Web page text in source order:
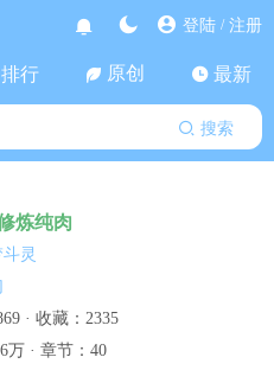
登陆 / 注册
排行 原创 最新
搜索
炼纯肉
灵
· 收藏：2335
万 · 章节：40